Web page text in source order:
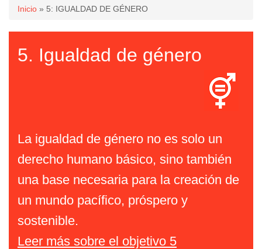
Usted está aquí
Inicio » 5: IGUALDAD DE GÉNERO
5. Igualdad de género
La igualdad de género no es solo un
derecho humano básico, sino también
una base necesaria para la creación de
un mundo pacífico, próspero y
sostenible.
Leer más sobre el objetivo 5